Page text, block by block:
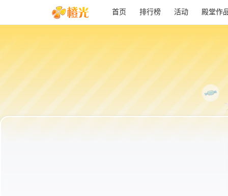
首页 排行榜 活动 殿堂作